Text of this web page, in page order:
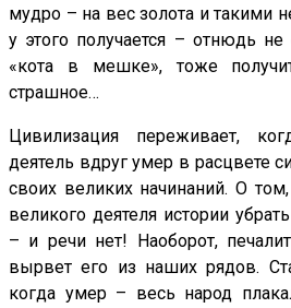
мудро – на вес золота и такими
у этого получается – отнюдь
«кота в мешке», тоже
страшное…
Цивилизация переживает,
деятель вдруг умер в расцвете
своих великих начинаний. О
великого деятеля истории
– и речи нет! Наоборот,
вырвет его из наших рядов.
когда умер – весь народ